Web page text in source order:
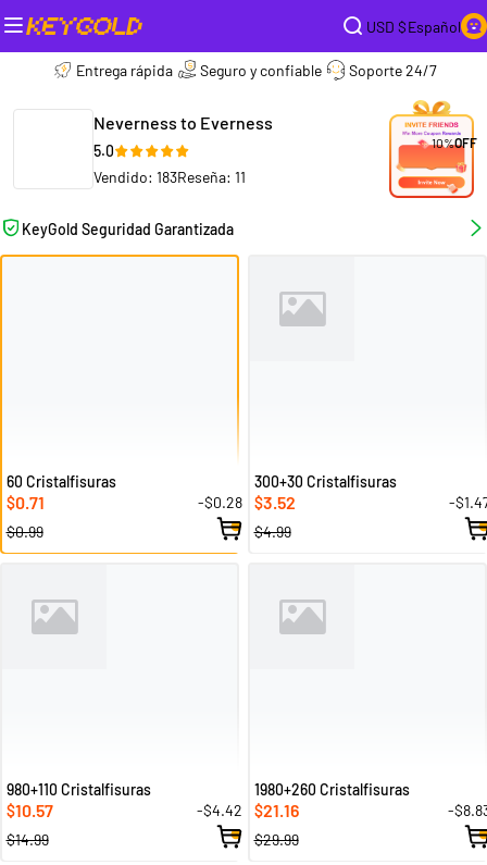
USD $Español
Entrega rápida Seguro y confiable Soporte 24/7
Neverness to Everness
5.0
Vendido: 183Reseña: 11
10%OFF
KeyGold Seguridad Garantizada
60 Cristalfisuras
$0.71
-$0.28
$0.99
300+30 Cristalfisuras
$3.52
-
$4.99
980+110 Cristalfisuras
$10.57
-$4.42
$14.99
1980+260 Cristalfisuras
$21.16
-
$29.99